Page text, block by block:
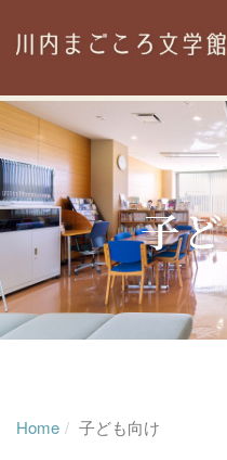
Home 子ども向け